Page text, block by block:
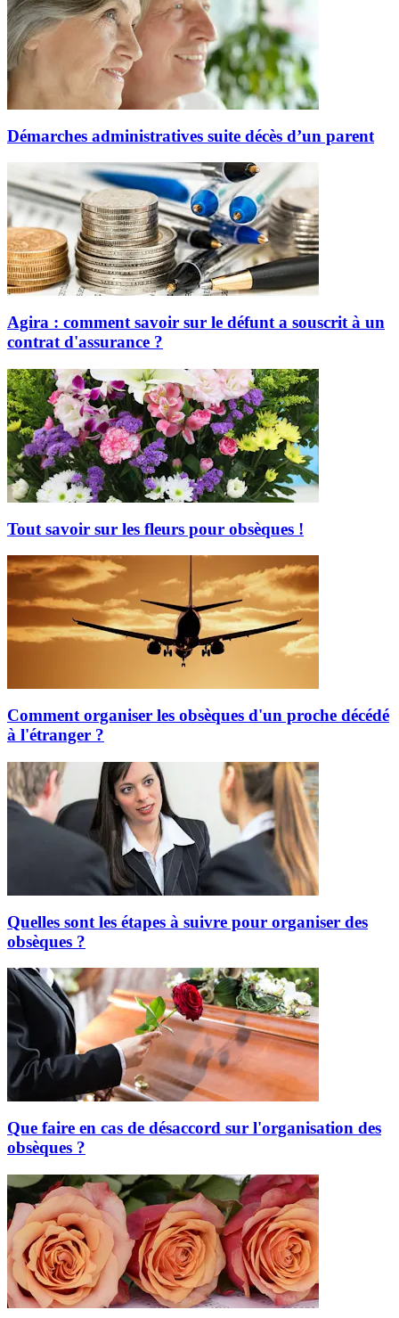
Démarches administratives suite décès d’un parent
Agira : comment savoir sur le défunt a souscrit à un
contrat d'assurance ?
Tout savoir sur les fleurs pour obsèques !
Comment organiser les obsèques d'un proche décédé
à l'étranger ?
Quelles sont les étapes à suivre pour organiser des
obsèques ?
Que faire en cas de désaccord sur l'organisation des
obsèques ?